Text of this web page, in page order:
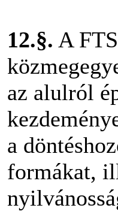
12.§. A
az alulról
a
formákat,